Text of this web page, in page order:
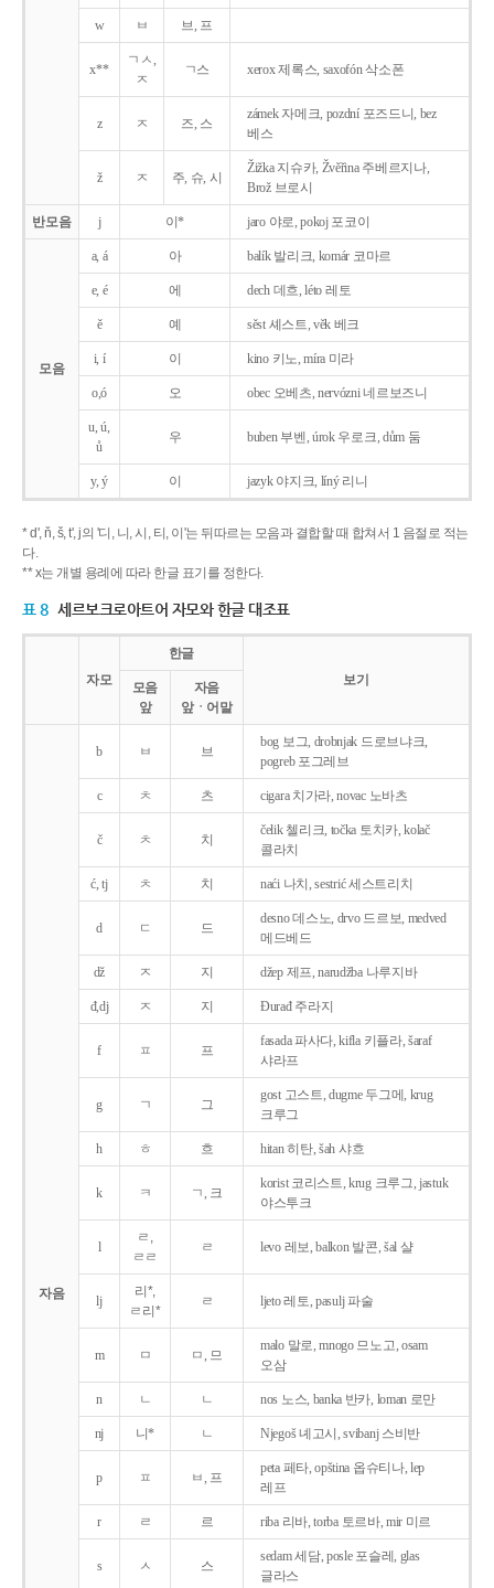
w ㅂ 브, 프
x**
ㄱㅅ,
ㅈ
ㄱ스 xerox 제록스, saxofón 삭소폰
z ㅈ 즈, 스
zámek 자메크, pozdní 포즈드니, bez
베스
ž ㅈ 주, 슈, 시
Žižka 지슈카, Žvěřina 주베르지나,
Brož 브로시
반모음 j 이* jaro 야로, pokoj 포코이
모음
a, á 아 balík 발리크, komár 코마르
e, é 에 dech 데흐, léto 레토
ě 예 sěst 셰스트, věk 베크
i, í 이 kino 키노, míra 미라
o,ó 오 obec 오베츠, nervózni 네르보즈니
u, ú,
ů
우 buben 부벤, úrok 우로크, dům 둠
y, ý 이 jazyk야지크, líný 리니
* d', ň, š, t', j의 '디, 니, 시, 티, 이'는 뒤따르는 모음과 결합할 때 합쳐서 1 음절로 적는
다.
** x는 개별 용례에 따라 한글 표기를 정한다.
표 8 세르보크로아트어 자모와 한글 대조표
자모
한글
보기
모음
앞
자음
앞ㆍ어말
자음
b ㅂ 브
bog 보그, drobnjak 드로브냐크,
pogreb 포그레브
c ㅊ 츠 cigara 치가라, novac 노바츠
č ㅊ 치
čelik 첼리크, točka 토치카, kolač
콜라치
ć, tj ㅊ 치 naći 나치, sestrić 세스트리치
d ㄷ 드
desno 데스노, drvo 드르보, medved
메드베드
dž ㅈ 지 džep 제프, narudžba 나루지바
đ,dj ㅈ 지 Ðurađ 주라지
f ㅍ 프
fasada 파사다, kifla 키플라, šaraf
샤라프
g ㄱ 그
gost 고스트, dugme 두그메, krug
크루그
h ㅎ 흐 hitan 히탄, šah 샤흐
k ㅋ ㄱ, 크
korist 코리스트, krug 크루그, jastuk
야스투크
l
ㄹ,
ㄹㄹ
ㄹ levo 레보, balkon 발콘, šal 샬
lj
리*,
ㄹ리*
ㄹ ljeto 레토, pasulj 파술
m ㅁ ㅁ, 므
malo 말로, mnogo 므노고, osam
오삼
n ㄴ ㄴ nos 노스, banka 반카, loman 로만
nj 니* ㄴ Njegoš 녜고시, svibanj 스비반
p ㅍ ㅂ, 프
peta 페타, opština 옵슈티나, lep
레프
r ㄹ 르 riba 리바, torba 토르바, mir 미르
s ㅅ 스
sedam 세담, posle 포슬레, glas
글라스